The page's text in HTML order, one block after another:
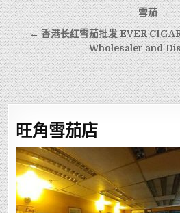
文
章
導
覽
雪茄 →
← 香港长红雪茄批发 EVER
Wholesaler and
旺角雪茄店